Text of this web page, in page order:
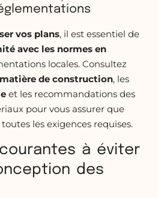
vos plans, il est essentiel de
avec les normes en
locales. Consultez
de construction, les
et les recommandations des
pour vous assurer que
les exigences requises.
à éviter
des